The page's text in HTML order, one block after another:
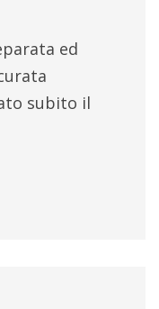
ed
subito il